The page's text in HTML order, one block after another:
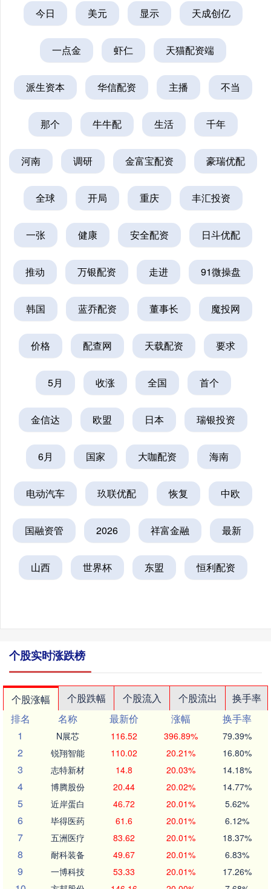
今日 美元 显示 天成创亿
一点金 虾仁 天猫配资端
派生资本 华信配资 主播 不当
那个 牛牛配 生活 千年
河南 调研 金富宝配资 豪瑞优配
全球 开局 重庆 丰汇投资
一张 健康 安全配资 日斗优配
推动 万银配资 走进 91微操盘
韩国 蓝乔配资 董事长 魔投网
价格 配查网 天载配资 要求
5月 收涨 全国 首个
金信达 欧盟 日本 瑞银投资
6月 国家 大咖配资 海南
电动汽车 玖联优配 恢复 中欧
国融资管 2026 祥富金融 最新
山西 世界杯 东盟 恒利配资
个股实时涨跌榜
个股涨幅 个股跌幅 个股流入 个股流出
换手率
排名
名称 最新价 涨幅
换手率
1
N展芯 116.52 396.89% 79.39%
2 锐翔智能 110.02 20.21% 16.80%
3 志特新材 14.8 20.03% 14.18%
4 博腾股份 20.44 20.02% 14.77%
5 近岸蛋白 46.72 20.01% 5.62%
6 毕得医药 61.6 20.01% 6.12%
7 五洲医疗 83.62 20.01% 18.37%
8 耐科装备 49.67 20.01% 6.83%
9 一博科技 53.33 20.01% 17.26%